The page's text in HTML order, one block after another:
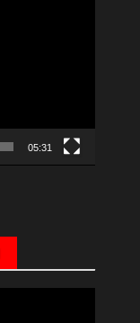
05:31